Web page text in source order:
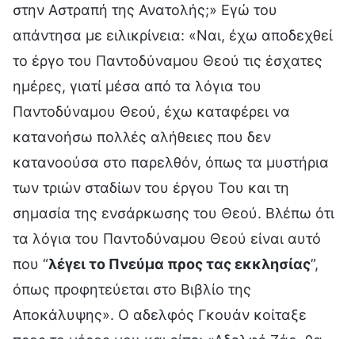
στην Αστραπή της Ανατολής;» Εγώ του
απάντησα με ειλικρίνεια: «Ναι, έχω αποδεχθεί
το έργο του Παντοδύναμου Θεού τις έσχατες
ημέρες, γιατί μέσα από τα λόγια του
Παντοδύναμου Θεού, έχω καταφέρει να
κατανοήσω πολλές αλήθειες που δεν
κατανοούσα στο παρελθόν, όπως τα μυστήρια
των τριών σταδίων του έργου Του και τη
σημασία της ενσάρκωσης του Θεού. Βλέπω ότι
τα λόγια του Παντοδύναμου Θεού είναι αυτό
που “λέγει το Πνεύμα προς τας εκκλησίας”,
όπως προφητεύεται στο Βιβλίο της
Αποκάλυψης». Ο αδελφός Γκουάν κοίταξε